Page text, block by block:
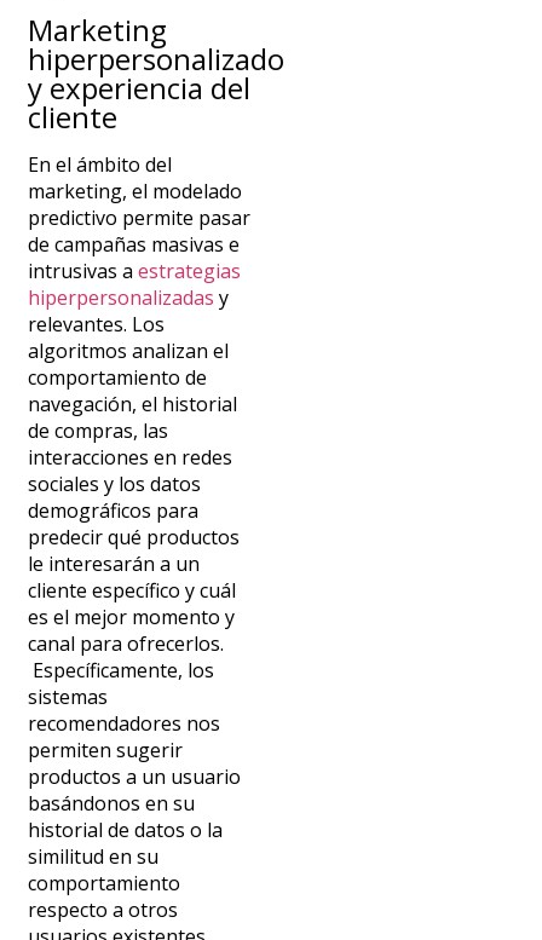
Marketing
hiperpersonalizado
y experiencia del
cliente
En el ámbito del
marketing, el modelado
predictivo permite pasar
de campañas masivas e
intrusivas aestrategias
hiperpersonalizadas y
relevantes. Los
algoritmos analizan el
comportamiento de
navegación, el historial
de compras, las
interacciones en redes
sociales y los datos
demográficos para
predecir qué productos
le interesarán a un
cliente específico y cuál
es el mejor momento y
canal para ofrecerlos.
Específicamente, los
sistemas
recomendadores nos
permiten sugerir
productos a un usuario
basándonos en su
historial de datos o la
similitud en su
comportamiento
respecto a otros